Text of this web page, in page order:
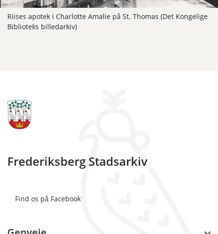
Riises apotek i Charlotte Amalie på St. Thomas (Det Kongelige
Biblioteks billedarkiv)
Frederiksberg Stadsarkiv
Find os på Facebook